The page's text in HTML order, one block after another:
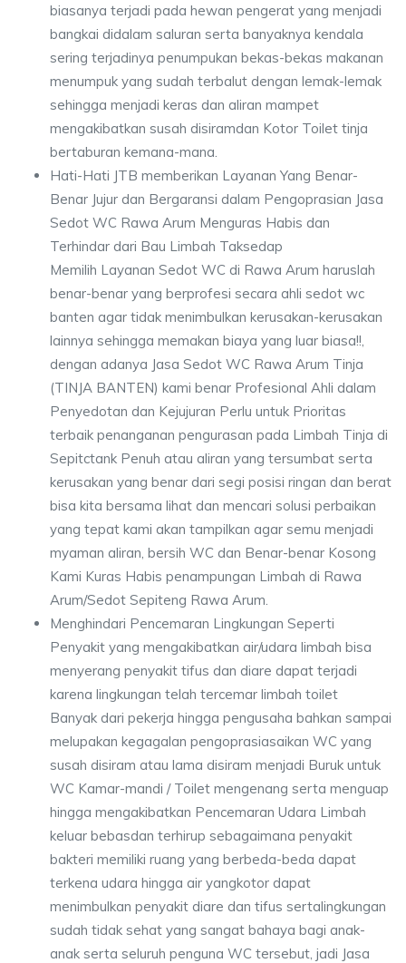
biasanya terjadi pada hewan pengerat yang menjadi
bangkai didalam saluran serta banyaknya kendala
sering terjadinya penumpukan bekas-bekas makanan
menumpuk yang sudah terbalut dengan lemak-lemak
sehingga menjadi keras dan aliran mampet
mengakibatkan susah disiramdan Kotor Toilet tinja
bertaburan kemana-mana.
Hati-Hati JTB memberikan Layanan Yang Benar-
Benar Jujur dan Bergaransi dalam Pengoprasian Jasa
Sedot WC Rawa Arum Menguras Habis dan
Terhindar dari Bau Limbah Taksedap
Memilih Layanan Sedot WC di Rawa Arum haruslah
benar-benar yang berprofesi secara ahli sedot wc
banten agar tidak menimbulkan kerusakan-kerusakan
lainnya sehingga memakan biaya yang luar biasa!!,
dengan adanya Jasa Sedot WC Rawa Arum Tinja
(TINJA BANTEN) kami benar Profesional Ahli dalam
Penyedotan dan Kejujuran Perlu untuk Prioritas
terbaik penanganan pengurasan pada Limbah Tinja di
Sepitctank Penuh atau aliran yang tersumbat serta
kerusakan yang benar dari segi posisi ringan dan berat
bisa kita bersama lihat dan mencari solusi perbaikan
yang tepat kami akan tampilkan agar semu menjadi
myaman aliran, bersih WC dan Benar-benar Kosong
Kami Kuras Habis penampungan Limbah di Rawa
Arum/Sedot Sepiteng Rawa Arum.
Menghindari Pencemaran Lingkungan Seperti
Penyakit yang mengakibatkan air/udara limbah bisa
menyerang penyakit tifus dan diare dapat terjadi
karena lingkungan telah tercemar limbah toilet
Banyak dari pekerja hingga pengusaha bahkan sampai
melupakan kegagalan pengoprasiasaikan WC yang
susah disiram atau lama disiram menjadi Buruk untuk
WC Kamar-mandi / Toilet mengenang serta menguap
hingga mengakibatkan Pencemaran Udara Limbah
keluar bebasdan terhirup sebagaimana penyakit
bakteri memiliki ruang yang berbeda-beda dapat
terkena udara hingga air yangkotor dapat
menimbulkan penyakit diare dan tifus sertalingkungan
sudah tidak sehat yang sangat bahaya bagi anak-
anak serta seluruh penguna WC tersebut, jadi Jasa